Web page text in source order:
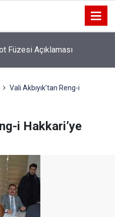
Açıklaması
Geçit Yok
Vali Akbıyık’tan Reng-i
i Hakkari’ye